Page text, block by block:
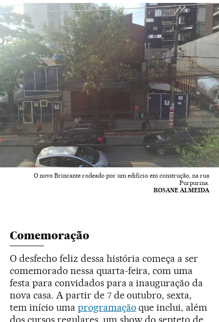
O novo Brincante rodeado por um edifício em construção, na rua
Purpurina.
ROSANE ALMEIDA
Comemoração
O desfecho feliz dessa história começa a ser
comemorado nessa quarta-feira, com uma
festa para convidados para a inauguração da
nova casa. A partir de 7 de outubro, sexta,
tem início uma programação que inclui, além